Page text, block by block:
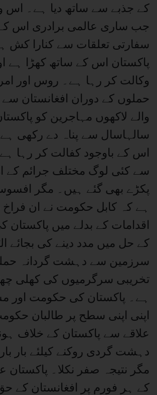
کے جذبے سے ساتھ دیا ہے۔ اس
جب ساری عالمی برادری اس
سفارتی تعلقات سے کنارا کش
پاکستان اس کے ساتھ کھڑا ہے
وکالت کر رہا ہے۔ روس اور
حملوں کے دوران افغانستان سے
والے لاکھوں مہاجرین کو
سالہاسال سے پناہ دے رکھی
اس کے باوجود کفالت کر رہا
سے کئی لوگ مختلف جرائم کے
پکڑے بھی گئے ہیں۔ مگر
ہے کہ کابل حکومت نے ان فراخ
اقدامات کے بدلے میں
کے حل میں مدد دینے کی بجائے
سرزمین سے دہشت گردانہ
تخریبی سرگرمیوں کی کھلی
ہے۔ پاکستان کی حکومت اور
اپنی اپنی سطح پر طالبان
علاقے سے پاکستان کے خلاف
دہشت گردی روکنے کیلئے بار
مگر نتیجہ صفر نکلا۔
کے ہر فورم پر افغانستان کے